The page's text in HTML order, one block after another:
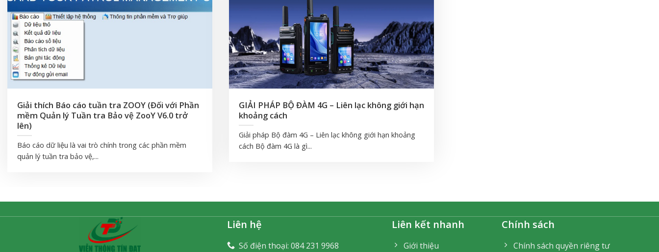
Giải thích Báo cáo tuần tra ZOOY (Đối với Phần
mềm Quản lý Tuần tra Bảo vệ ZooY V6.0 trở
lên)
Báo cáo dữ liệu là vai trò chính trong các phần mềm
quản lý tuần tra bảo vệ,...
GIẢI PHÁP BỘ ĐÀM 4G – Liên lạc không giới hạn
khoảng cách
Giải pháp Bộ đàm 4G – Liên lạc không giới hạn khoảng
cách Bộ đàm 4G là gì...
Liên hệ
Số điện thoại: 084 231 9968
Liên kết nhanh
Giới thiệu
Chính sách
Chính sách quyền riêng tư